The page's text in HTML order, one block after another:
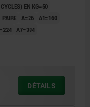
EN KG=50
PAIRE A=26 A1=160
A7=384
DÉTAILS